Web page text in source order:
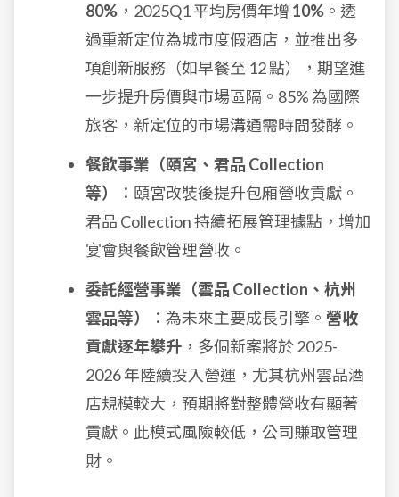
80% ，2025Q1 平均房價年增 10% 。透
過重新定位為城市度假酒店，並推出多
項創新服務（如早餐至 12 點），期望進
一步提升房價與市場區隔。85% 為國際
旅客，新定位的市場溝通需時間發酵。
餐飲事業（頤宮、君品 Collection
等）
：頤宮改裝後提升包廂營收貢獻。
君品 Collection 持續拓展管理據點，增加
宴會與餐飲管理營收。
委託經營事業（雲品 Collection、杭州
雲品等）
：為未來主要成長引擎。 營收
貢獻逐年攀升 ，多個新案將於 2025-
2026 年陸續投入營運，尤其杭州雲品酒
店規模較大，預期將對整體營收有顯著
貢獻。此模式風險較低，公司賺取管理
財。